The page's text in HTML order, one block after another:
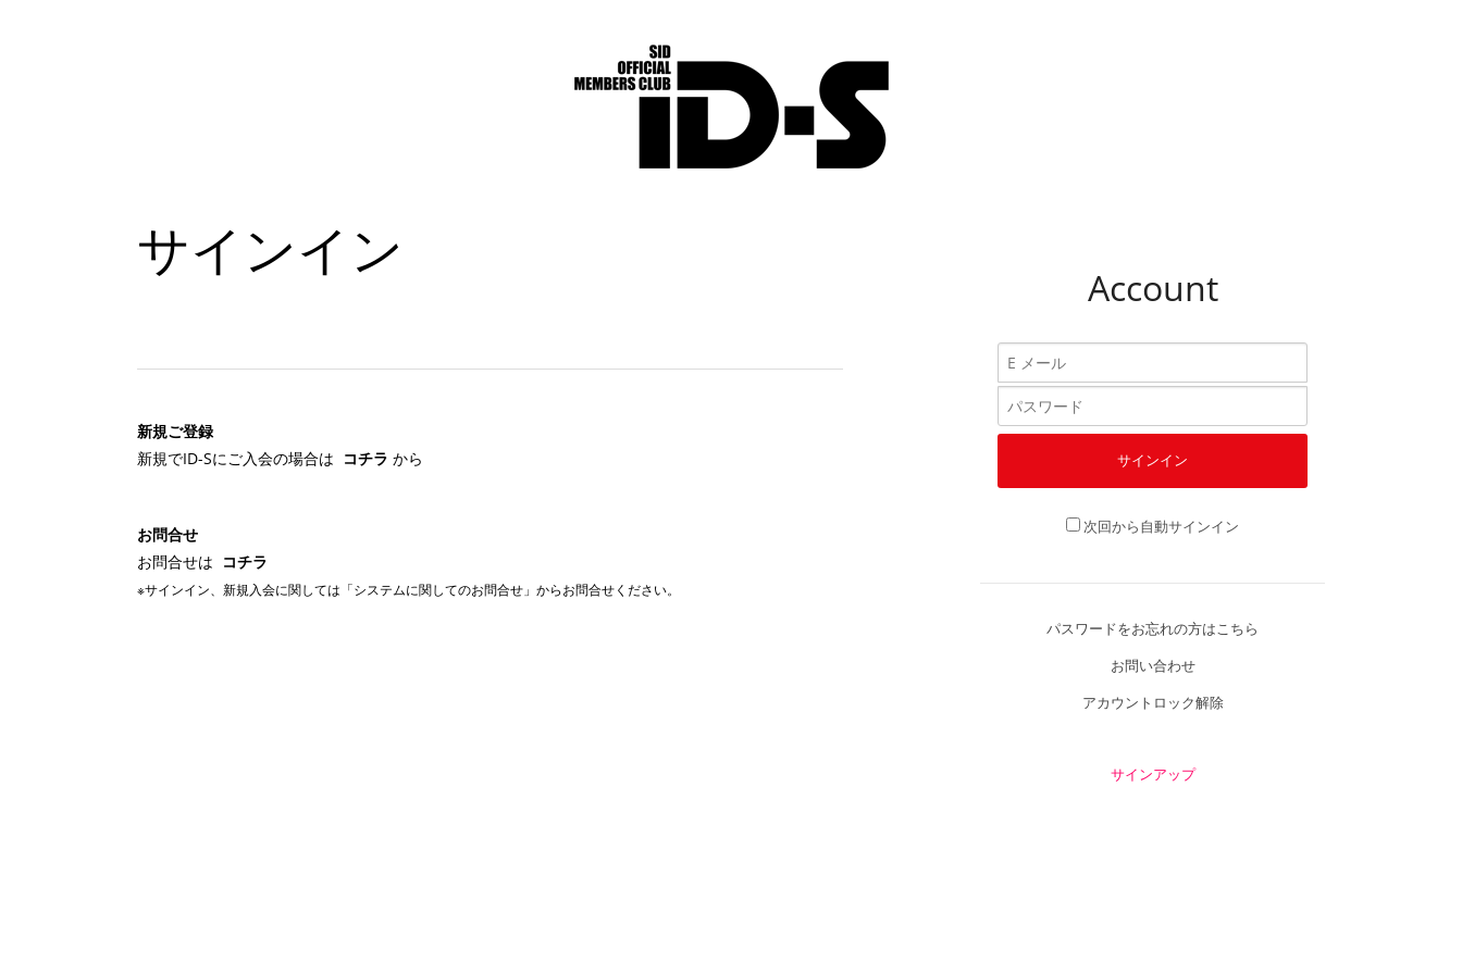
サインイン
新規ご登録
新規でID-Sにご入会の場合は コチラ から
お問合せ
お問合せは コチラ
※サインイン、新規入会に関しては「システムに関してのお問合せ」からお問合せください。
Account
次回から自動サインイン
パスワードをお忘れの方はこちら
お問い合わせ
アカウントロック解除
サインアップ